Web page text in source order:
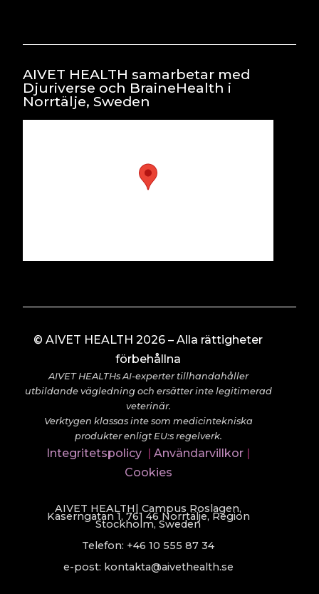
AIVET HEALTH samarbetar med
Djuriverse och BraineHealth i
Norrtälje, Sweden
© AIVET HEALTH 2026 – Alla rättigheter
förbehållna
AIVET HEALTHs AI-experter tillhandahåller
utbildande vägledning och ersätter inte legitimerad
veterinär.
Verktygen klassas inte som medicintekniska
produkter enligt EU:s regelverk.
Integritetspolicy Användarvillkor
Cookies
AIVET HEALTH| Campus Roslagen,
Kaserngatan 1, 761 46 Norrtälje, Region
Stockholm, Sweden
Telefon: +46 10 555 87 34
e-post: kontakta@aivethealth.se